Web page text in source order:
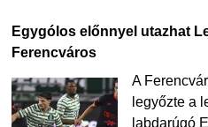
Egygólos előnnyel utazhat
Ferencváros
A
legyőzte a
labdarúgó